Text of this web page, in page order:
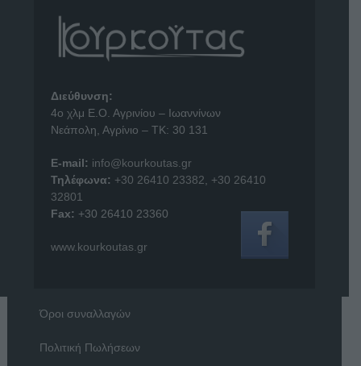
Διεύθυνση:
4o χλμ Ε.Ο. Αγρινίου – Ιωαννίνων
Νεάπολη, Αγρίνιο – ΤΚ: 30 131
E-mail: info@kourkoutas.gr
Τηλέφωνα: +30 26410 23382
+30 26410
32801
Fax: +30 26410 23360
www.kourkoutas.gr
Όροι συναλλαγών
Πολιτική Πωλήσεων